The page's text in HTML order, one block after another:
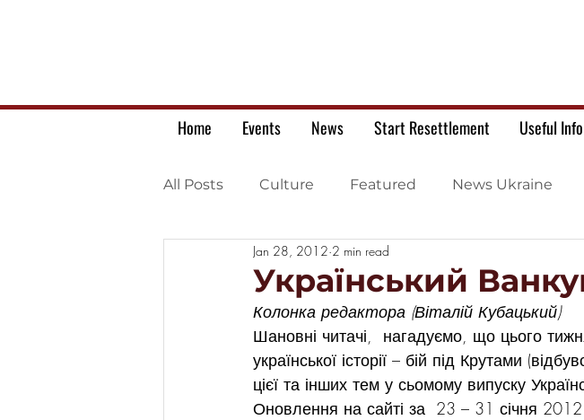
Home Events News Start Resettlement Useful
All Posts Culture Featured News Ukraine
Ukrainian war letters
Український
Jan 28, 2012 2 min read
Колонка редактора (Віталій Кубацький)
Шановні читачі,  нагадуємо, що цього
української історії – бій під Крутами
цієї та інших тем у сьомому випуску
Оновлення на сайті за  23 – 31 січня